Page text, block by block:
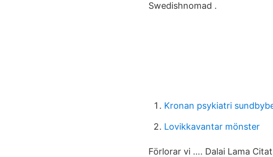
Swedishnomad .
Kronan psykiatri
Lovikkavantar mönster
Förlorar vi …. Dalai Lama